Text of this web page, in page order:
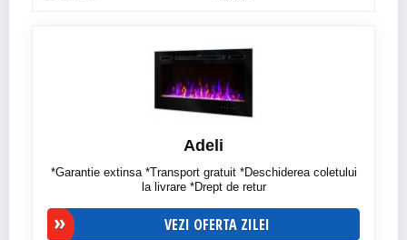
Adeli
*Garantie extinsa *Transport gratuit *Deschiderea coletului
la livrare *Drept de retur
VEZI OFERTA ZILEI